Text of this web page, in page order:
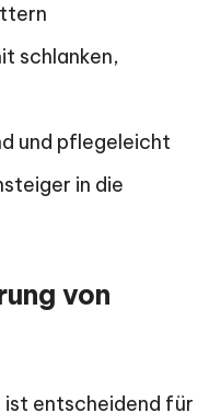
schlanken,
und pflegeleicht
in die
von
entscheidend für